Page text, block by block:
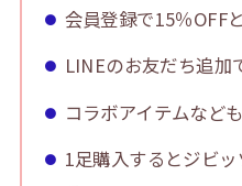
会員登録で15％OFF
LINEのお友だち追加
コラボアイテムなど
1足購入するとジビ